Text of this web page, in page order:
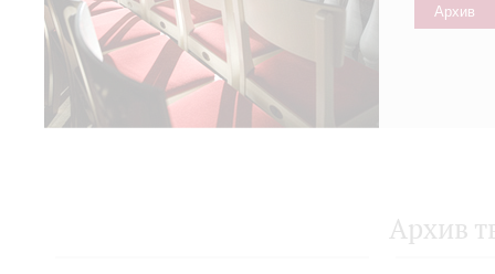
Архив
Архив